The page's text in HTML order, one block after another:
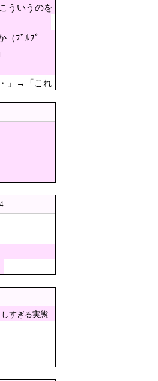
が、実際の費
こうい
に感心
‥』
だ…？
ミング
ういうのを
（ﾌﾞﾙﾌﾞ
」→「これ
すぎる実態